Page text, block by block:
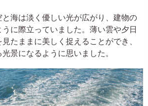
海は淡く優しい光が広がり、建物の
に際立っていました。薄い雲や夕日
たままに美しく捉えることができ、
景になるように思いました。